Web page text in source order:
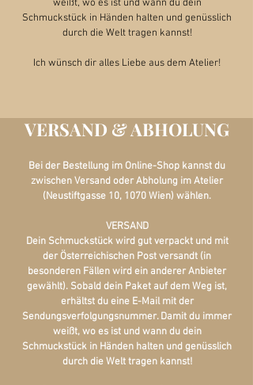
weißt, wo es ist und wann du dein
Schmuckstück in Händen halten und genüsslich
durch die Welt tragen kannst!
Ich wünsch dir alles Liebe aus dem Atelier!
VERSAND & ABHOLUNG
Bei der Bestellung im Online-Shop kannst du
zwischen Versand oder Abholung im Atelier
(Neustiftgasse 10, 1070 Wien) wählen.
VERSAND
Dein Schmuckstück wird gut verpackt und mit
der Österreichischen Post versandt (in
besonderen Fällen wird ein anderer Anbieter
gewählt). Sobald dein Paket auf dem Weg ist,
erhältst du eine E-Mail mit der
Sendungsverfolgungsnummer. Damit du immer
weißt, wo es ist und wann du dein
Schmuckstück in Händen halten und genüsslich
durch die Welt tragen kannst!